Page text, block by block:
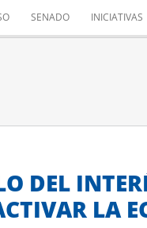
SENADO INICIATIVAS
DEL
LA